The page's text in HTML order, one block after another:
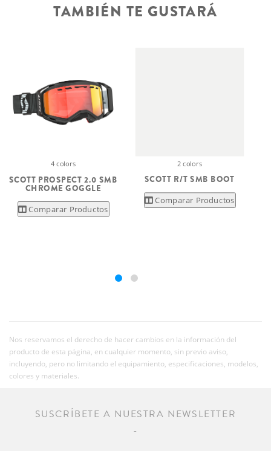
TAMBIÉN TE GUSTARÁ
4 colors
SCOTT PROSPECT 2.0 SMB
CHROME GOGGLE
Comparar Productos
2 colors
SCOTT R/T SMB BOOT
Comparar Productos
Nos reservamos el derecho de hacer cambios en la información del
producto de esta página, en cualquier momento, sin previo aviso,
incluyendo, pero no limitando el equipamiento, especificaciones, modelos,
colores y materiales.
SUSCRÍBETE A NUESTRA NEWSLETTER